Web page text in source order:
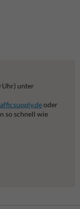
Uhr) unter
oder
so schnell wie